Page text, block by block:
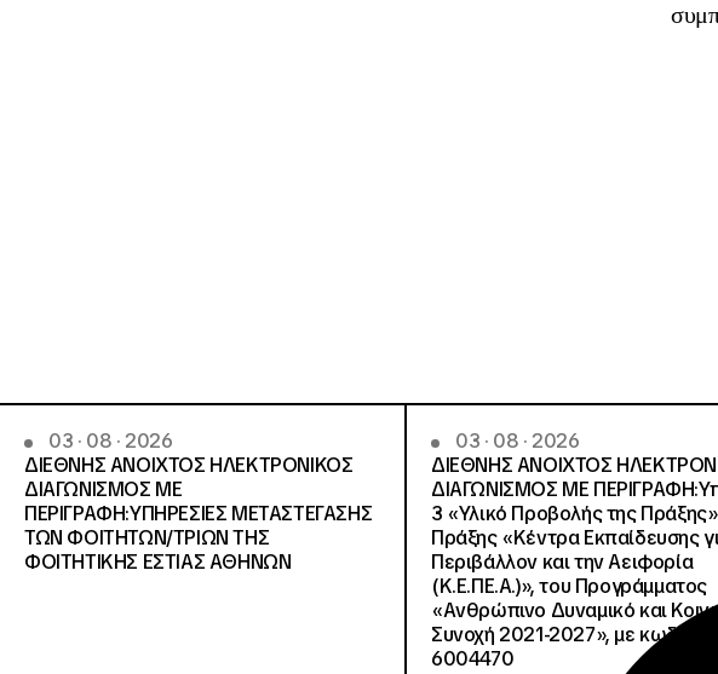
03 · 08 · 2026
ΔΙΕΘΝΗΣ ΑΝΟΙΧΤΟΣ ΗΛΕΚΤΡΟΝΙΚΟΣ
ΔΙΑΓΩΝΙΣΜΟΣ ΜΕ
ΠΕΡΙΓΡΑΦΗ:ΥΠΗΡΕΣΙΕΣ METAΣΤΕΓΑΣΗΣ
ΤΩΝ ΦΟΙΤΗΤΩΝ/ΤΡΙΩΝ ΤΗΣ
ΦΟΙΤΗΤΙΚΗΣ ΕΣΤΙΑΣ ΑΘΗΝΩΝ
03 · 08 · 2026
ΔΙΕΘΝΗΣ ΑΝΟΙΧΤΟΣ
ΔΙΑΓΩΝΙΣΜΟΣ ΜΕ
3 «Υλικό Προβολής της
Πράξης «Κέντρα Εκπαίδευσης
Περιβάλλον και την Αειφορία
(Κ.Ε.ΠΕ.Α.)», του Προγράμματος
«Ανθρώπινο Δυναμικό και
Συνοχή 2021-2027», με κωδικό
6004470